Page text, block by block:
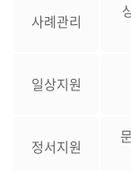
사례관리
일상지원
정서지원